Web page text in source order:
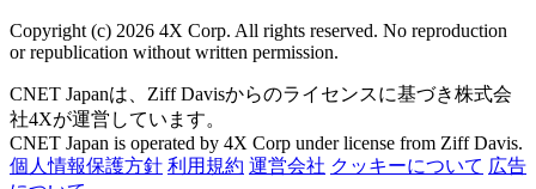
Copyright (c) 2026 4X Corp. All rights reserved. No reproduction
or republication without written permission.
CNET Japanは、Ziff Davisからのライセンスに基づき株式会
社4Xが運営しています。
CNET Japan is operated by 4X Corp under license from Ziff Davis.
個人情報保護方針 利用規約 運営会社 クッキーについて 広告